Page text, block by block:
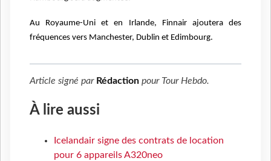
Au Royaume-Uni et en Irlande, Finnair ajoutera des
fréquences vers Manchester, Dublin et Edimbourg.
Article signé par Rédaction pour Tour Hebdo.
À lire aussi
Icelandair signe des contrats de location
pour 6 appareils A320neo